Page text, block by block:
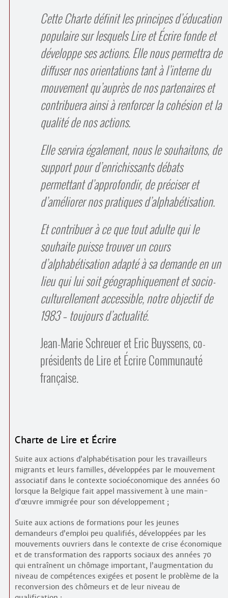
Cette Charte définit les principes d’éducation
populaire sur lesquels Lire et Écrire fonde et
développe ses actions. Elle nous permettra de
diffuser nos orientations tant à l’interne du
mouvement qu’auprès de nos partenaires et
contribuera ainsi à renforcer la cohésion et la
qualité de nos actions.
Elle servira également, nous le souhaitons, de
support pour d’enrichissants débats
permettant d’approfondir, de préciser et
d’améliorer nos pratiques d’alphabétisation.
Et contribuer à ce que tout adulte qui le
souhaite puisse trouver un cours
d’alphabétisation adapté à sa demande en un
lieu qui lui soit géographiquement et socio­
culturellement accessible, notre objectif de
1983 – toujours d’actualité.
Jean-Marie Schreuer et Eric Buyssens, co-
présidents de Lire et Écrire Communauté
française.
Charte de Lire et Écrire
Suite aux actions d’alphabétisation pour les travailleurs
migrants et leurs familles, développées par le mouvement
associatif dans le contexte socio­économique des années 60
lorsque la Belgique fait appel massivement à une main-
d’œuvre immigrée pour son développement ;
Suite aux actions de formations pour les jeunes
demandeurs d’emploi peu qualifiés, développées par les
mouvements ouvriers dans le contexte de crise économique
et de transformation des rapports sociaux des années 70
qui entraînent un chômage important, l’augmentation du
niveau de compétences exigées et posent le problème de la
reconversion des chômeurs et de leur niveau de